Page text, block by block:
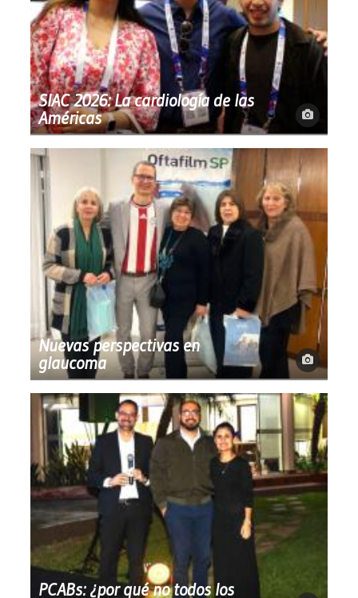
SIAC 2026: La cardiología de las
Américas
Nuevas perspectivas en
glaucoma
PCABs: ¿por qué no todos los